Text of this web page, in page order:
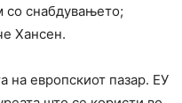
снабдувањето;
Хансен.
на европскиот пазар. ЕУ